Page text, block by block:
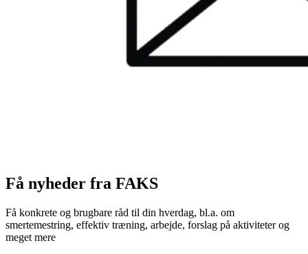
Få nyheder fra FAKS
Få konkrete og brugbare råd til din hverdag, bl.a. om
smertemestring, effektiv træning, arbejde, forslag på aktiviteter og
meget mere